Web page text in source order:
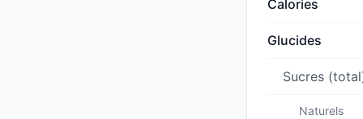
Calories
Glucides
Sucres
Naturels